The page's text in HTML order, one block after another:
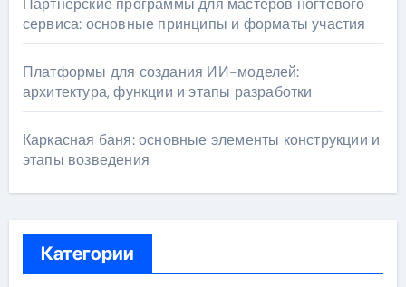
Партнерские программы для мастеров ногтевого
сервиса: основные принципы и форматы участия
Платформы для создания ИИ-моделей:
архитектура, функции и этапы разработки
Каркасная баня: основные элементы конструкции и
этапы возведения
Категории